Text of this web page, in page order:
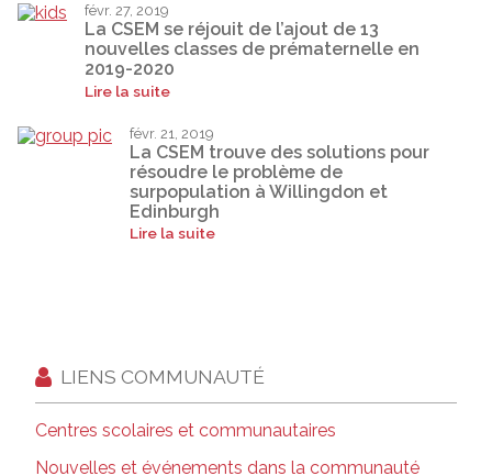
févr. 27, 2019
La CSEM se réjouit de l’ajout de 13
nouvelles classes de prématernelle en
2019-2020
Lire la suite
févr. 21, 2019
La CSEM trouve des solutions pour
résoudre le problème de
surpopulation à Willingdon et
Edinburgh
Lire la suite
LIENS COMMUNAUTÉ
Centres scolaires et communautaires
Nouvelles et événements dans la communauté